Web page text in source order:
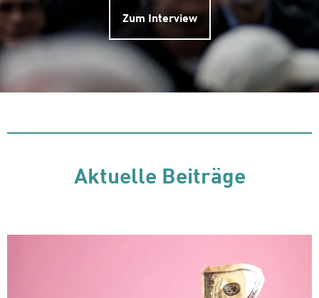
Zum Interview
Aktuelle Beiträge